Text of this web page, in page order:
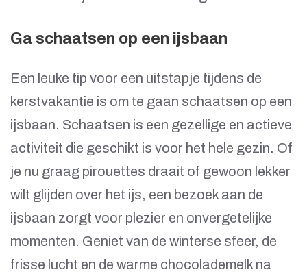
Ga schaatsen op een ijsbaan
Een leuke tip voor een uitstapje tijdens de
kerstvakantie is om te gaan schaatsen op een
ijsbaan. Schaatsen is een gezellige en actieve
activiteit die geschikt is voor het hele gezin. Of
je nu graag pirouettes draait of gewoon lekker
wilt glijden over het ijs, een bezoek aan de
ijsbaan zorgt voor plezier en onvergetelijke
momenten. Geniet van de winterse sfeer, de
frisse lucht en de warme chocolademelk na